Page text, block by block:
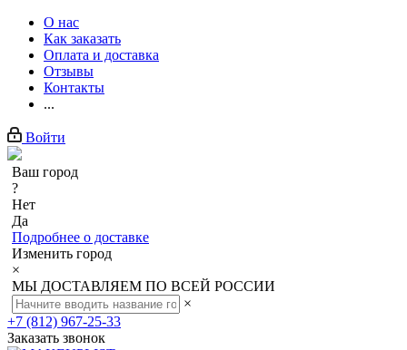
О нас
Как заказать
Оплата и доставка
Отзывы
Контакты
...
Войти
Ваш город
?
Нет
Да
Подробнее о доставке
Изменить город
×
МЫ ДОСТАВЛЯЕМ ПО ВСЕЙ РОССИИ
×
+7 (812) 967-25-33
Заказать звонок